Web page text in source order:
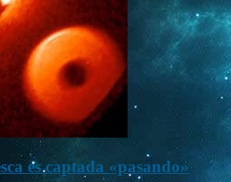
es captada «pasando»